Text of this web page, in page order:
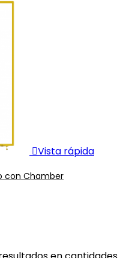
Vista rápida
con Chamber